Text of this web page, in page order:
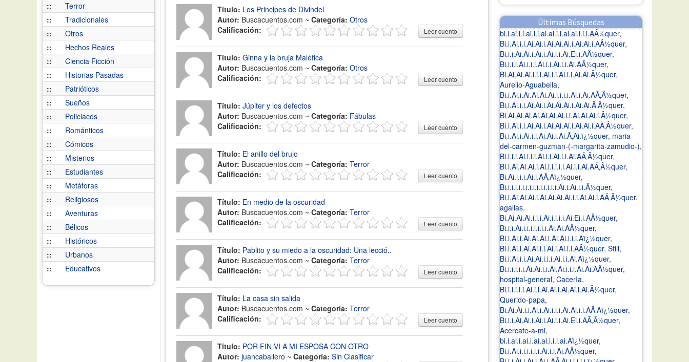
::
Terror
::
Tradicionales
::
Otros
::
Hechos Reales
::
Ciencia Ficción
::
Historias Pasadas
::
Patrióticos
::
Sueños
::
Policiacos
::
Románticos
::
Cómicos
::
Misterios
::
Estudiantes
::
Metáforas
::
Religiosos
::
Aventuras
::
Bélicos
::
Históricos
::
Urbanos
::
Educativos
Título: Los Principes de Divindel
Autor: Buscacuentos.com ~ Categoría: Otros
Calificación:
Leer cuento
Título: Ginna y la bruja Maléfica
Autor: Buscacuentos.com ~ Categoría: Otros
Calificación:
Leer cuento
Título: Júpiter y los defectos
Autor: Buscacuentos.com ~ Categoría: Fábulas
Calificación:
Leer cuento
Título: El anillo del brujo
Autor: Buscacuentos.com ~ Categoría: Terror
Calificación:
Leer cuento
Título: En medio de la oscuridad
Autor: Buscacuentos.com ~ Categoría: Terror
Calificación:
Leer cuento
Título: Pablito y su miedo a la oscuridad: Una lecció..
Autor: Buscacuentos.com ~ Categoría: Terror
Calificación:
Leer cuento
Título: La casa sin salida
Autor: Buscacuentos.com ~ Categoría: Terror
Calificación:
Leer cuento
Título: POR FIN VI A MI ESPOSA CON OTRO
Autor: juancaballero ~ Categoría: Sin Clasificar
Últimas Búsquedas
bi.i.ai.i.i.ai.i.i.ai.ai.i.i.ai.ai.i.i.i.AÂ½quer,
Bi.i.Ai.i.i.Ai.Ai.i.Ai.Ai.Ai.i.Ai.Ai.i.AÂ½quer,
Bi.i.i.Ai.Ai.i.Ai.i.Ai.i.i.Ai.Ei.i.AÂ½quer,
Bi.i.i.i.Ai.i.i.i.Ai.i.i.Ai.i.i.Ai.AÂ½quer,
Bi.Ai.Ai.Ai.i.i.i.Ai.i.i.Ai.i.i.Ai.Ai.Â½quer,
Aurelio-Aguabella,
Bi.i.Ai.i.Ai.Ai.Ai.Ai.i.i.i.i.Ai.i.Ai.AÃ‚Â½quer,
Bi.i.Ai.i.i.Ai.Ai.i.Ai.Ai.Ai.i.Ai.Ai.Ã‚Â½quer,
Bi.Ai.Ai.Ai.Ai.Ai.Ai.Ai.i.i.Ai.Ai.Ai.i.Â½quer,
Bi.i.Ai.i.i.Ai.Ai.i.Ai.Ai.Ai.i.Ai.Ai.i.AÃ‚Â½quer,
Bi.i.Ai.i.Ai.i.i.Ai.Ai.i.Ai.Ã‚Ai.ï¿½quer, maria-
del-carmen-guzman-(-margarita-zamudio-),
Bi.i.i.i.Ai.i.i.i.Ai.i.i.Ai.i.i.Ai.AÃ‚Â½quer,
Bi.i.Ai.Ai.Ai.i.Ai.i.i.i.i.i.Ai.i.i.Ai.AÃ‚Â½quer,
Bi.Ai.i.i.i.Ai.i.AÃ‚Aï¿½quer,
Bi.i.i.i.i.i.i.i.i.i.i.i.i.i.i.Ai.i.Ai.i.i.Â½quer,
Bi.i.Ai.Ai.Ai.i.Ai.Ai.Ai.Ai.i.i.Ai.Ai.i.AÃ‚Â½quer,
agallas,
Bi.Ai.Ai.Ai.i.i.i.Ai.i.i.i.i.Ai.Ei.i.AÂ½quer,
Bi.i.i.Ai.i.i.i.i.i.i.i.Ai.Ai.AÂ½quer,
Bi.i.Ai.i.Ai.Ai.Ai.i.Ai.Ai.i.i.i.Aï¿½quer,
Bi.i.Ai.i.Ai.Ai.i.i.Ai.i.Ai.i.i.AÂ½quer, Still,
Bi.i.Ai.i.i.Ai.Ai.i.i.i.Ai.i.i.Ai.Aï¿½quer,
Bi.i.i.i.i.i.Ai.Ai.i.i.Ai.Ai.i.i.i.Ai.Ai.AÂ½quer,
hospital-general, CacerIa,
Bi.i.i.i.i.i.Ai.i.i.Ai.Ai.i.Ai.Ai.i.Ai.Â½quer,
Querido-papa,
Bi.Ai.Ai.i.i.Ai.i.Ai.i.i.i.Ai.Ai.i.i.AÃ‚Aï¿½quer,
Bi.i.i.Ai.Ai.i.Ai.i.Ai.i.i.Ai.Ei.i.AÃ‚Â½quer,
Acercate-a-mi,
bi.i.ai.i.ai.i.ai.ai.i.i.i.ai.Aï¿½quer,
Bi.i.Ai.i.i.i.i.i.i.Ai.i.i.Ai.AÂ½quer,